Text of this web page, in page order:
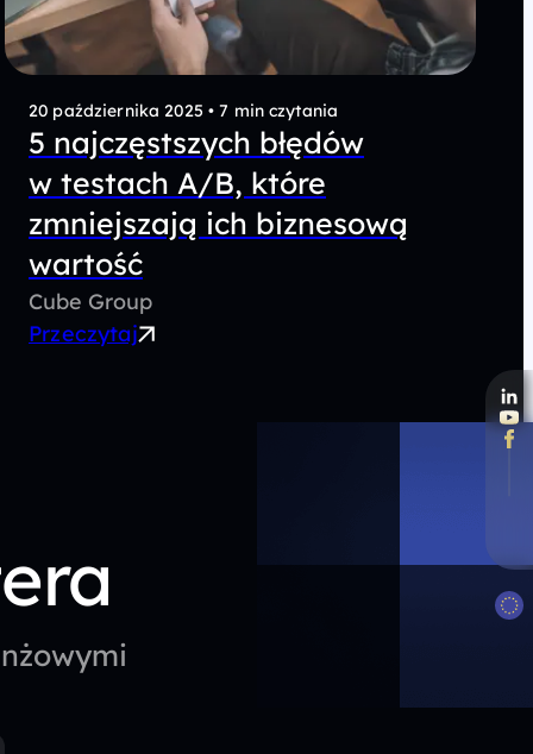
20 października 2025 • 7 min czytania
5 najczęstszych błędów
w testach A/B, które
zmniejszają ich biznesową
wartość
Cube Group
Przeczytaj